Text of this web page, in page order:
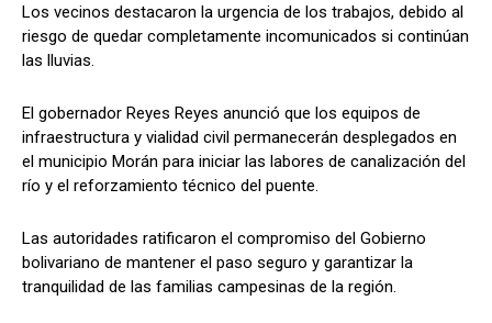
Los vecinos destacaron la urgencia de los trabajos, debido al
riesgo de quedar completamente incomunicados si continúan
las lluvias.
​El gobernador Reyes Reyes anunció que los equipos de
infraestructura y vialidad civil permanecerán desplegados en
el municipio Morán para iniciar las labores de canalización del
río y el reforzamiento técnico del puente.
Las autoridades ratificaron el compromiso del Gobierno
bolivariano de mantener el paso seguro y garantizar la
tranquilidad de las familias campesinas de la región.